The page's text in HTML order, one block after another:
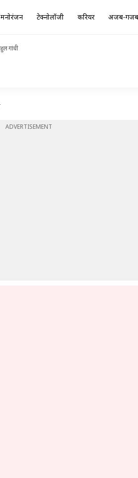
मनोरंजन टेक्नोलॉजी करियर अजब-गजब
गांधी
ADVERTISEMENT